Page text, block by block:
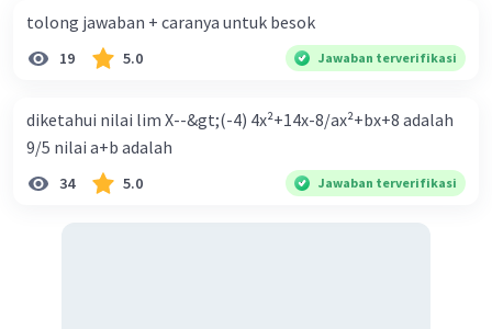
tolong jawaban + caranya untuk besok
19 5.0 Jawaban terverifikasi
diketahui nilai lim X--&gt;(-4) 4x²+14x-8/ax²+bx+8 adalah
9/5 nilai a+b adalah
34 5.0 Jawaban terverifikasi